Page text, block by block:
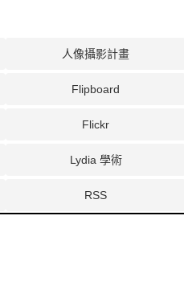
人像攝影計畫
Flipboard
Flickr
Lydia 學術
RSS